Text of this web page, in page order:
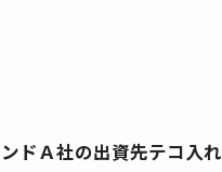
ドＡ社の出資先テコ入れ